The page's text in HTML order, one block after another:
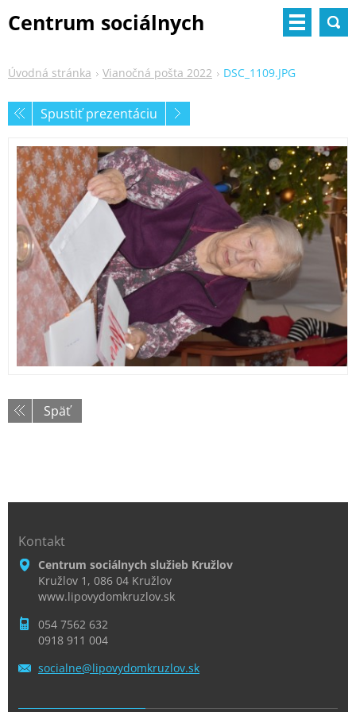
Centrum sociálnych
Úvodná stránka Vianočná pošta 2022 DSC_1109.JPG
Spustiť prezentáciu
Späť
Kontakt
Centrum sociálnych služieb Kružlov
Kružlov 1, 086 04 Kružlov
www.lipovydomkruzlov.sk
054 7562 632
0918 911 004
socialne@lipovydomkruzlov.sk